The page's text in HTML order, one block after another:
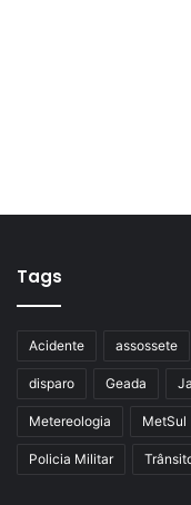
Tags
Acidente assossete
disparo Geada
Metereologia MetSul
Policia Militar